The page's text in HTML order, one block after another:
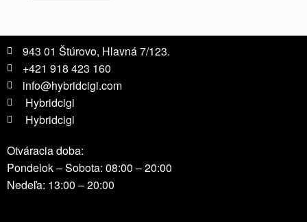
943 01 Štúrovo, Hlavná 7/123.
+421 918 423 160
info@hybridcigi.com
Hybridcigi
Hybridcigi
Otváracia doba:
Pondelok – Sobota: 08:00 – 20:00
Nedeľa: 13:00 – 20:00